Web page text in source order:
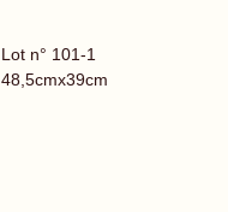
Lot n° 101-1
48,5cmx39cm